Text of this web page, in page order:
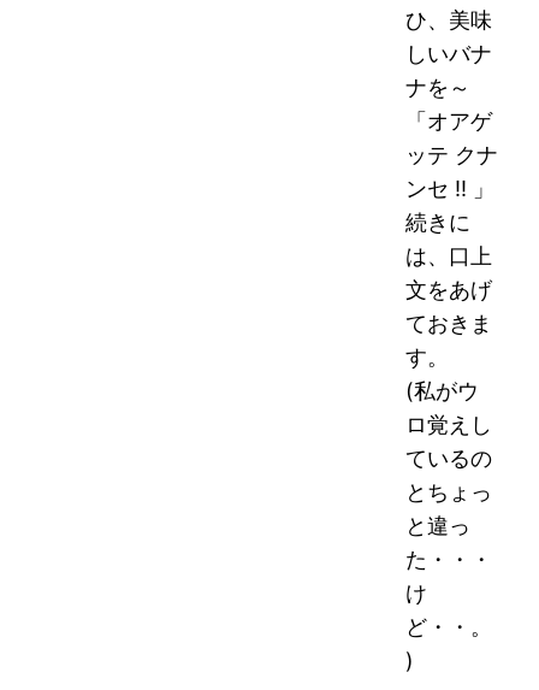
ひ、美味
しいバナ
ナを～
「オアゲ
ッテ クナ
ンセ !! 」
続きに
は、口上
文をあげ
ておきま
す。
(私がウ
ロ覚えし
ているの
とちょっ
と違っ
た・・・
け
ど・・。
)